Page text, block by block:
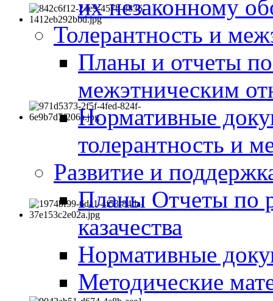
их незаконному
Толерантность и
Планы и отчеты
межэтническим
Нормативные
толерантность и
Развитие и
Планы Отчеты по
казачества
Нормативные
Методические